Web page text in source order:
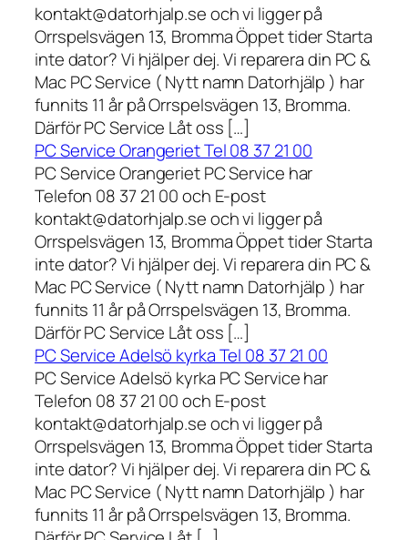
kontakt@datorhjalp.se och vi ligger på
Orrspelsvägen 13, Bromma Öppet tider Starta
inte dator? Vi hjälper dej. Vi reparera din PC &
Mac PC Service ( Nytt namn Datorhjälp ) har
funnits 11 år på Orrspelsvägen 13, Bromma.
Därför PC Service Låt oss […]
PC Service Orangeriet Tel 08 37 21 00
PC Service Orangeriet PC Service har
Telefon 08 37 21 00 och E-post
kontakt@datorhjalp.se och vi ligger på
Orrspelsvägen 13, Bromma Öppet tider Starta
inte dator? Vi hjälper dej. Vi reparera din PC &
Mac PC Service ( Nytt namn Datorhjälp ) har
funnits 11 år på Orrspelsvägen 13, Bromma.
Därför PC Service Låt oss […]
PC Service Adelsö kyrka Tel 08 37 21 00
PC Service Adelsö kyrka PC Service har
Telefon 08 37 21 00 och E-post
kontakt@datorhjalp.se och vi ligger på
Orrspelsvägen 13, Bromma Öppet tider Starta
inte dator? Vi hjälper dej. Vi reparera din PC &
Mac PC Service ( Nytt namn Datorhjälp ) har
funnits 11 år på Orrspelsvägen 13, Bromma.